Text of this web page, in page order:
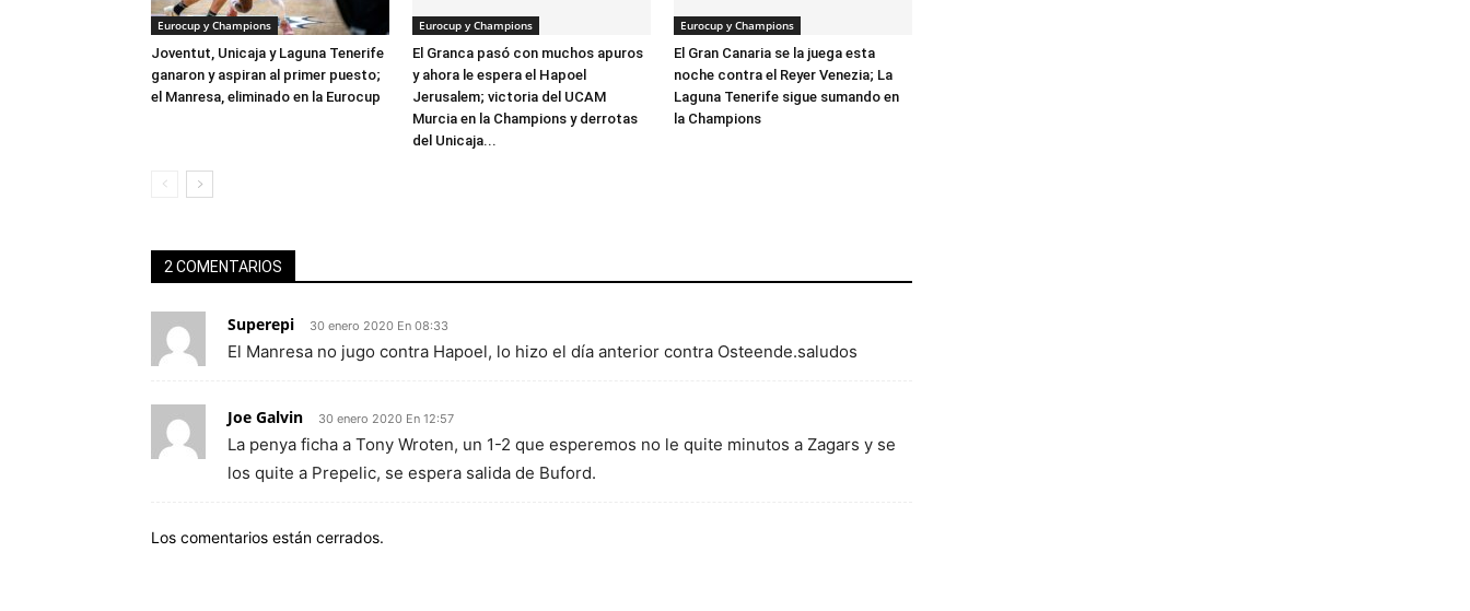
Eurocup y Champions
Joventut, Unicaja y Laguna Tenerife
ganaron y aspiran al primer puesto;
el Manresa, eliminado en la Eurocup
Eurocup y Champions
El Granca pasó con muchos apuros
y ahora le espera el Hapoel
Jerusalem; victoria del UCAM
Murcia en la Champions y derrotas
del Unicaja...
Eurocup y Champions
El Gran Canaria se la juega esta
noche contra el Reyer Venezia; La
Laguna Tenerife sigue sumando en
la Champions
2 COMENTARIOS
Superepi 30 enero 2020 En 08:33
El Manresa no jugo contra Hapoel, lo hizo el día anterior contra Osteende.saludos
Joe Galvin 30 enero 2020 En 12:57
La penya ficha a Tony Wroten, un 1-2 que esperemos no le quite minutos a Zagars y se
los quite a Prepelic, se espera salida de Buford.
Los comentarios están cerrados.